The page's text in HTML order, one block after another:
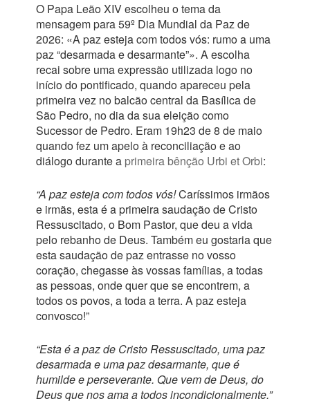
O Papa Leão XIV escolheu o tema da
mensagem para 59º Dia Mundial da Paz de
2026: «A paz esteja com todos vós: rumo a uma
paz “desarmada e desarmante”». A escolha
recai sobre uma expressão utilizada logo no
início do pontificado, quando apareceu pela
primeira vez no balcão central da Basílica de
São Pedro, no dia da sua eleição como
Sucessor de Pedro. Eram 19h23 de 8 de maio
quando fez um apelo à reconciliação e ao
diálogo durante a primeira bênção Urbi et Orbi:
“A paz esteja com todos vós!Caríssimos irmãos
e irmãs, esta é a primeira saudação de Cristo
Ressuscitado, o Bom Pastor, que deu a vida
pelo rebanho de Deus. Também eu gostaria que
esta saudação de paz entrasse no vosso
coração, chegasse às vossas famílias, a todas
as pessoas, onde quer que se encontrem, a
todos os povos, a toda a terra. A paz esteja
convosco!”
“Esta é a paz de Cristo Ressuscitado, uma paz
desarmada e uma paz desarmante, que é
humilde e perseverante. Que vem de Deus, do
Deus que nos ama a todos incondicionalmente.”